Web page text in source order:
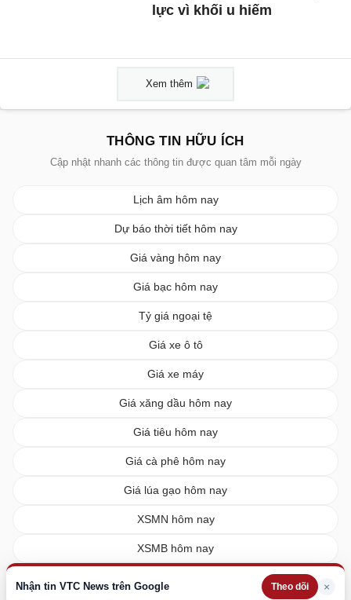
Nhận tin VTC News trên Google Theo dõi ×
lực vì khối u hiếm
Xem thêm
THÔNG TIN HỮU ÍCH
Cập nhật nhanh các thông tin được quan tâm mỗi ngày
Lịch âm hôm nay
Dự báo thời tiết hôm nay
Giá vàng hôm nay
Giá bạc hôm nay
Tỷ giá ngoại tệ
Giá xe ô tô
Giá xe máy
Giá xăng dầu hôm nay
Giá tiêu hôm nay
Giá cà phê hôm nay
Giá lúa gạo hôm nay
XSMN hôm nay
XSMB hôm nay